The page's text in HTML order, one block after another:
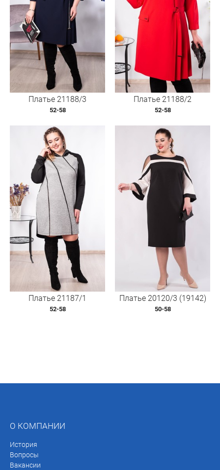
Платье 21188/3
52-58
Платье 21188/2
52-58
Платье 21187/1
52-58
Платье 20120/3 (19142)
50-58
О КОМПАНИИ
История
Вопросы
Вакансии